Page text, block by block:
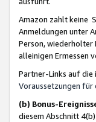
Amazon zahlt keine
Anmeldungen unter
Person, wiederholter
alleinigen Ermessen
Partner-Links auf die
Voraussetzungen für
(b) Bonus-
diesem Abschnitt